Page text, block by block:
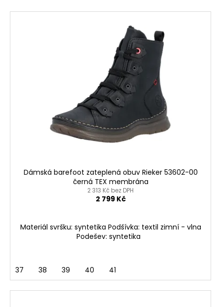
V
Dámská barefoot zateplená obuv Rieker 53602-00
černá TEX membrána
2 313 Kč bez DPH
2 799 Kč
Materiál svršku: syntetika Podšívka: textil zimní - vlna
Podešev: syntetika
37 38 39 40 41